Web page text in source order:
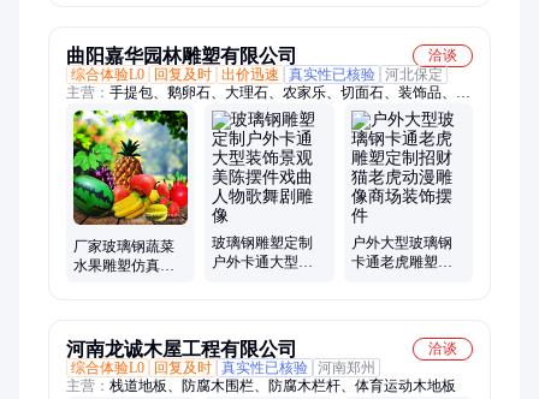
曲阳嘉华园林雕塑有限公司
洽谈
综合体验L0
回复及时 出价迅速 真实性已核验 河北保定
主营： 手提包、鹅卵石、大理石、农家乐、切面石、装饰品、拦
路石、环雕塑、牛奶瓶、工艺品、背景墙、影壁墙、购物袋、牛
雕塑、气球摆件、浮雕挂件、月亮雕塑、水滴雕塑、道具摆件、
蝴蝶雕塑、铁艺装饰、人物雕塑、石雕大象、雕塑摆件、人物雕
像、摆件饰品
厂家玻璃钢蔬菜
水果雕塑仿真果
玻璃钢雕塑定制
户外卡通大型装
户外大型玻璃钢
卡通老虎雕塑定
河南龙诚木屋工程有限公司
洽谈
综合体验L0
回复及时 真实性已核验 河南郑州
主营： 栈道地板、防腐木围栏、防腐木栏杆、体育运动木地板